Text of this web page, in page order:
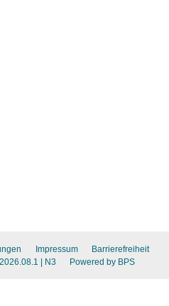
Impressum
Barrierefreiheit
| N3 Powered by BPS